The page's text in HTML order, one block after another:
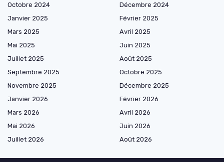
Octobre 2024
Décembre 2024
Janvier 2025
Février 2025
Mars 2025
Avril 2025
Mai 2025
Juin 2025
Juillet 2025
Août 2025
Septembre 2025
Octobre 2025
Novembre 2025
Décembre 2025
Janvier 2026
Février 2026
Mars 2026
Avril 2026
Mai 2026
Juin 2026
Juillet 2026
Août 2026